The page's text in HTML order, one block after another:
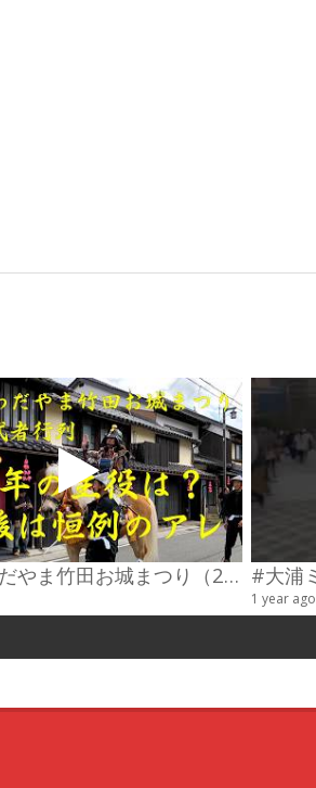
第23回わだやま竹田お城まつり（2026） 武者行列
1 year ago